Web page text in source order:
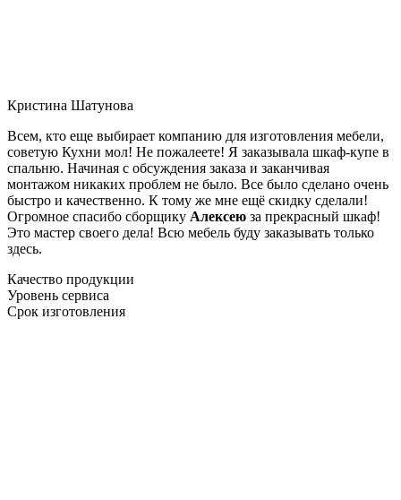
Кристина Шатунова
Всем, кто еще выбирает компанию для изготовления мебели,
советую Кухни мол! Не пожалеете! Я заказывала шкаф-купе в
спальню. Начиная с обсуждения заказа и заканчивая
монтажом никаких проблем не было. Все было сделано очень
быстро и качественно. К тому же мне ещё скидку сделали!
Огромное спасибо сборщику Алексею за прекрасный шкаф!
Это мастер своего дела! Всю мебель буду заказывать только
здесь.
Качество продукции
Уровень сервиса
Срок изготовления